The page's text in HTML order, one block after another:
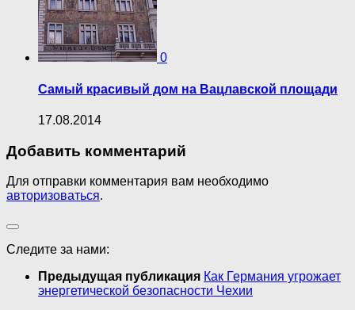
0
Самый красивый дом на Вацлавской площади
17.08.2014
Добавить комментарий
Для отправки комментария вам необходимо
авторизоваться.
Следите за нами:
Предыдущая публикация Как Германия угрожает
энергетической безопасности Чехии